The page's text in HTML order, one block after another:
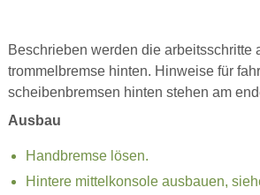
Beschrieben werden die arbeitsschritte
trommelbremse hinten. Hinweise für
scheibenbremsen hinten stehen am
Ausbau
Handbremse lösen.
Hintere mittelkonsole ausbauen,